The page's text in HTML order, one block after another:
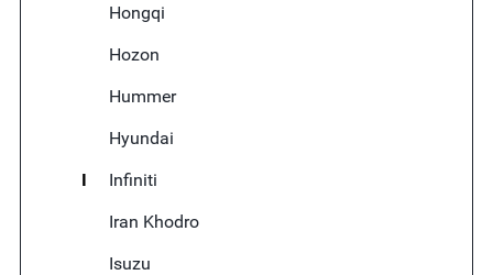
Hongqi
Hozon
Hummer
Hyundai
I
Infiniti
Iran Khodro
Isuzu